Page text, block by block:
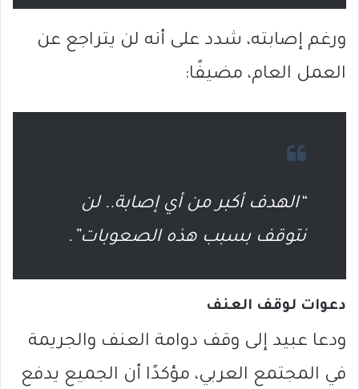
ورغم إصابته، شدد على أنه لن يتراجع عن
العمل العام، مضيفًا:
“الهدف أكبر من أي إصابة.. لن
نتوقف بسبب هذه الصعوبات”.
دعوات لوقف العنف
ودعا عبيد إلى وقف دوامة العنف والجريمة
في المجتمع العربي، مؤكدًا أن الجميع يدفع